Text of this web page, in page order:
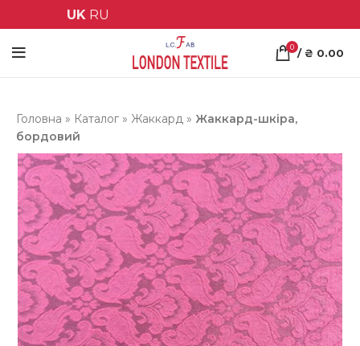
UK RU
0 / ₴ 0.00
Головна » Каталог » Жаккард » Жаккард-шкіра,
бордовий